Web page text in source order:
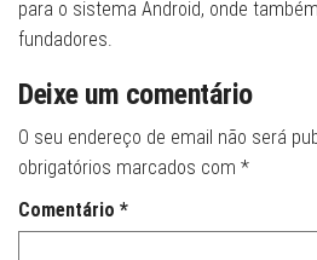
para o sistema Android, onde
fundadores.
Deixe um comentário
O seu endereço de email não será
obrigatórios marcados com *
Comentário *